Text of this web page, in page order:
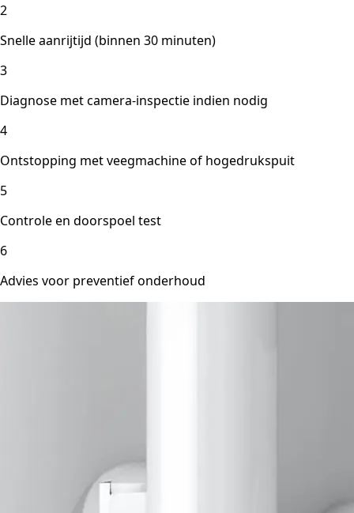
2
Snelle aanrijtijd (binnen 30 minuten)
3
Diagnose met camera-inspectie indien nodig
4
Ontstopping met veegmachine of hogedrukspuit
5
Controle en doorspoel test
6
Advies voor preventief onderhoud